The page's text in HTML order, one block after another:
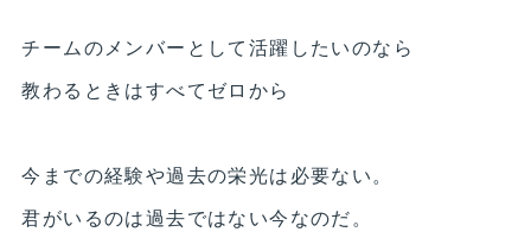
チームのメンバーとして活躍したいのなら
教わるときはすべてゼロから
今までの経験や過去の栄光は必要ない。
君がいるのは過去ではない今なのだ。